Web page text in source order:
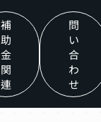
補
助
金
関
連
問
い
合
わ
せ